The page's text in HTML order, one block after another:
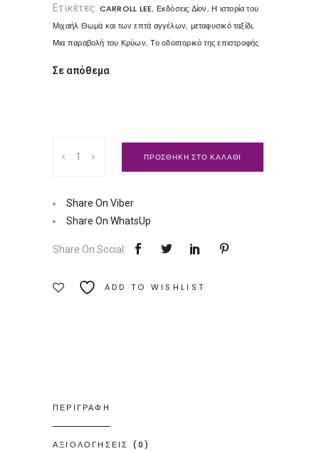
Ετικέτες: CARROLL LEE, Εκδόσεις Δίον, Η ιστορία του
Μιχαήλ Θωμά και των επτά αγγέλων, μεταφυσικό ταξίδι,
Μια παραβολή του Κρύων,Το οδοιπορικό της επιστροφής
Σε απόθεμα
οδοιπορικό
επιστροφής
Δίον
ΠΡΟΣΘΗΚΗ ΣΤΟ ΚΑΛΑΘΙ
Share On Viber
Share On WhatsUp
Share On Social:
ADD TO WISHLIST
ΠΕΡΙΓΡΑΦΗ
ΑΞΙΟΛΟΓΗΣΕΙΣ (0)